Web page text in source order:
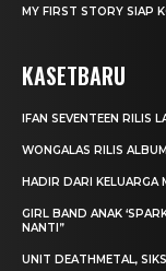
MY FIRST STORY SIAP
KASETBARU
IFAN SEVENTEEN RILIS
WONGALAS RILIS
HADIR DARI KELUARGA
GIRL BAND ANAK
NANTI”
UNIT DEATHMETAL,